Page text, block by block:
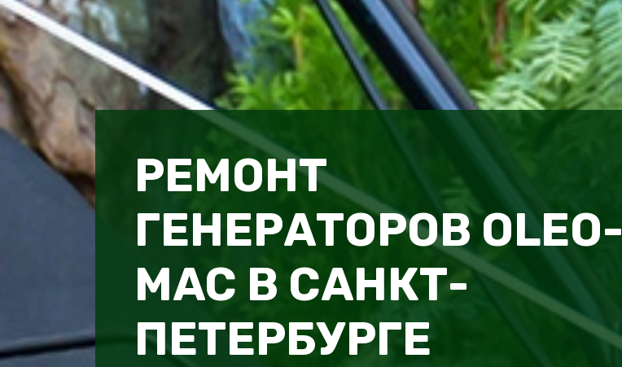
РЕМОНТ
ГЕНЕРАТОРОВ OLEO-
MAC В САНКТ-
ПЕТЕРБУРГЕ